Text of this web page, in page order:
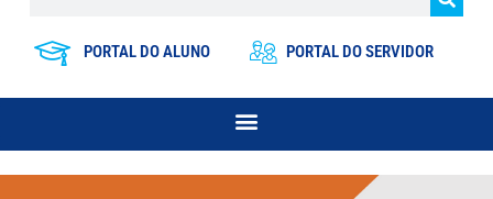
PORTAL DO ALUNO PORTAL DO SERVIDOR